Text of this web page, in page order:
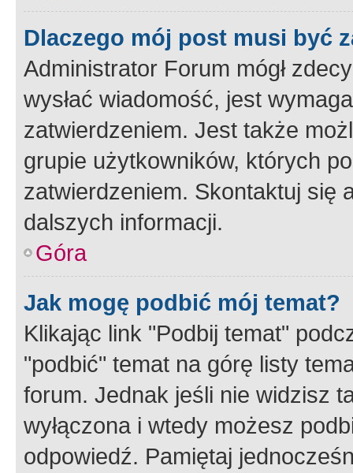
Dlaczego mój post musi być
Administrator Forum mógł
wysłać wiadomość, jest
zatwierdzeniem. Jest także
grupie użytkowników, których
zatwierdzeniem. Skontaktuj się
dalszych informacji.
Góra
Jak mogę podbić mój temat?
Klikając link "Podbij temat"
"podbić" temat na górę listy
forum. Jednak jeśli nie widzisz
wyłączona i wtedy możesz
odpowiedź. Pamiętaj